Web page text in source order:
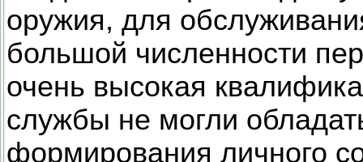
оружия, для
большой численности
очень высокая
службы не могли
формирования личного